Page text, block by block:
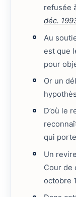
refusée
déc.
Au
est que
pour
Or un
D’où le
qui
Un
Cour de
octobre